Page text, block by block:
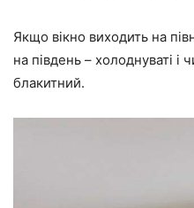
Якщо вікно виходить на
на південь – холоднуваті і
блакитний.